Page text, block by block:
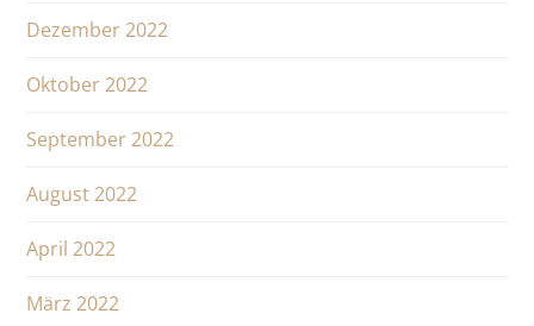
Dezember 2022
Oktober 2022
September 2022
August 2022
April 2022
März 2022